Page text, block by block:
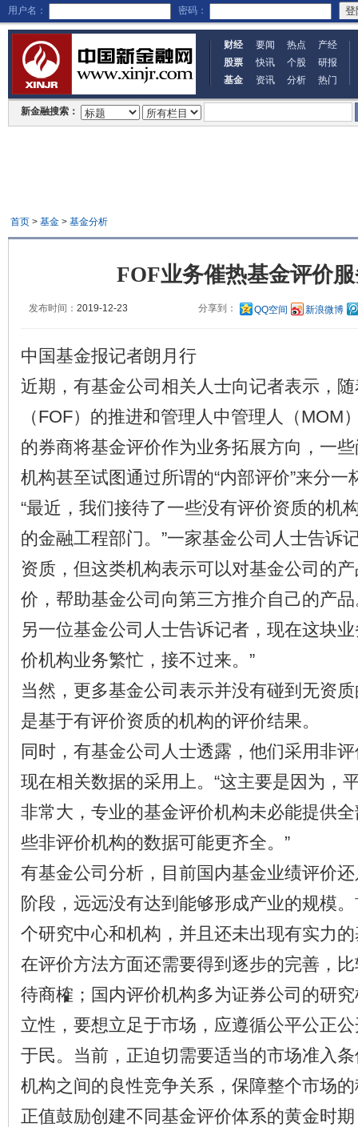
用户名： 密码：
财经 要闻 热点
产经
股票
快讯 个股
研报
基金
资讯 分析 热门
新金融搜索：
首页> 基金> 基金分析
FOF业务催热基金评价
发布时间： 2019-12-23 分享到： QQ空间 新浪微博
中国基金报记者朗月行
近期，有基金公司相关人士向记者表示，
（FOF）的推进和管理人中管理人（MOM
的券商将基金评价作为业务拓展方向，一
机构甚至试图通过所谓的“内部评价”来分一
“最近，我们接待了一些没有评价资质的机
的金融工程部门。”一家基金公司人士告诉
资质，但这类机构表示可以对基金公司的
价，帮助基金公司向第三方推介自己的产
另一位基金公司人士告诉记者，现在这块
价机构业务繁忙，接不过来。”
当然，更多基金公司表示并没有碰到无资
是基于有评价资质的机构的评价结果。
同时，有基金公司人士透露，他们采用非
现在相关数据的采用上。“这主要是因为，
非常大，专业的基金评价机构未必能提供
些非评价机构的数据可能更齐全。”
有基金公司分析，目前国内基金业绩评价
阶段，远远没有达到能够形成产业的规模
个研究中心和机构，并且还未出现有实力
在评价方法方面还需要得到逐步的完善，
待商榷；国内评价机构多为证券公司的研
立性，要想立足于市场，应遵循公平公正
于民。当前，正迫切需要适当的市场准入
机构之间的良性竞争关系，保障整个市场
正值鼓励创建不同基金评价体系的黄金时